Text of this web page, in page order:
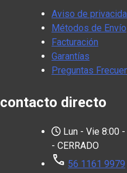
Aviso de
Métodos de Envío
Facturación
Garantías
Preguntas
contacto directo
Lun - Vie 8:00
- CERRADO
call 56 1161 9979